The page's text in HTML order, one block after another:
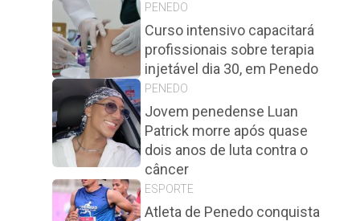
PENEDO
Curso intensivo capacitará
profissionais sobre terapia
injetável dia 30, em Penedo
PENEDO
Jovem penedense Luan
Patrick morre após quase
dois anos de luta contra o
câncer
ESPORTE
Atleta de Penedo conquista